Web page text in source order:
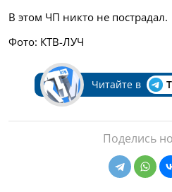
В этом ЧП никто не пострадал.
Фото: КТВ-ЛУЧ
Читайте в
Поделись